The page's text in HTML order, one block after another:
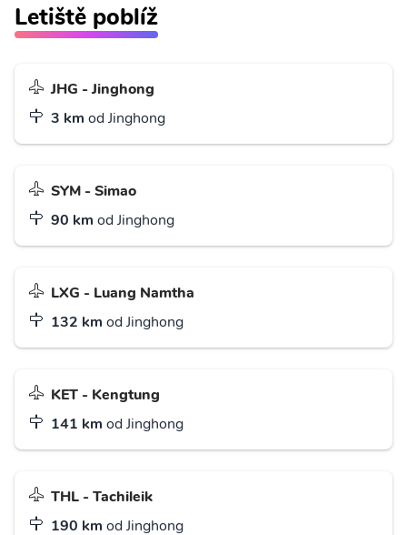
Letiště poblíž
JHG - Jinghong
3 km od Jinghong
SYM - Simao
90 km od Jinghong
LXG - Luang Namtha
132 km od Jinghong
KET - Kengtung
141 km od Jinghong
THL - Tachileik
190 km od Jinghong